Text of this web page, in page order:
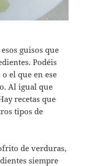
guisos que
Podéis
el que en ese
Al igual que
recetas que
tipos de
de verduras,
siempre